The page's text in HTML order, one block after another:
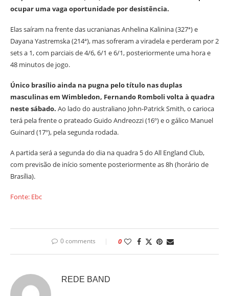
ocupar uma vaga oportunidade por desistência.
Elas saíram na frente das ucranianas Anhelina Kalinina (327ª) e
Dayana Yastremska (214ª), mas sofreram a viradela e perderam por 2
sets a 1, com parciais de 4/6, 6/1 e 6/1, posteriormente uma hora e
48 minutos de jogo.
Único brasílio ainda na pugna pelo título nas duplas
masculinas em Wimbledon, Fernando Romboli volta à quadra
neste sábado. Ao lado do australiano John-Patrick Smith, o carioca
terá pela frente o prateado Guido Andreozzi (16º) e o gálico Manuel
Guinard (17º), pela segunda rodada.
A partida será a segunda do dia na quadra 5 do All England Club,
com previsão de início somente posteriormente as 8h (horário de
Brasília).
Fonte: Ebc
0 comments 0
REDE BAND